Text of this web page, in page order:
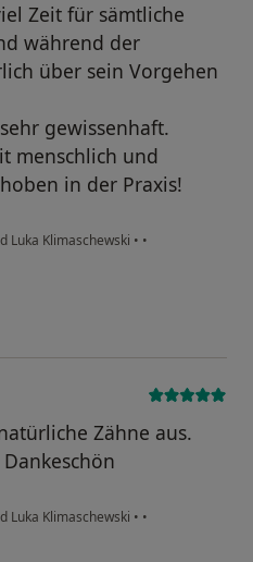
Zeit für sämtliche
während der
über sein Vorgehen
gewissenhaft.
menschlich und
in der Praxis!
Luka Klimaschewski • •
Zähne aus.
Luka Klimaschewski • •